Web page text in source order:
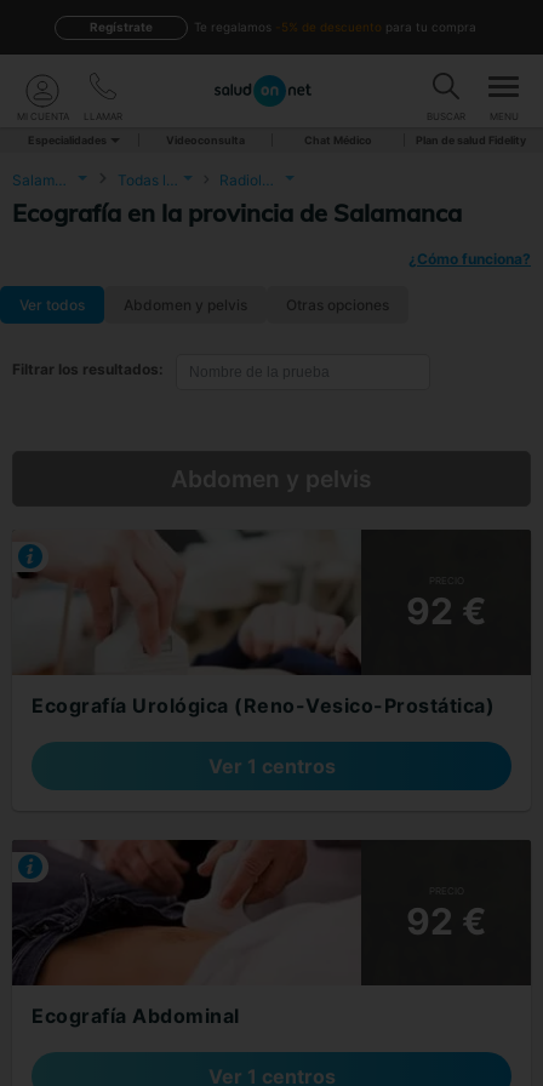
te regalamos -5% de descuento para tu compra
Regístrate
LLAMAR
MI CUENTA BUSCAR MENU
Especialidades Videoconsulta Chat Médico Plan de salud Fidelity
Salamanca Todas las localidades Radiología
Ecografía en la provincia de Salamanca
¿Cómo funciona?
Ver todos Abdomen y pelvis Otras opciones
Filtrar los resultados:
Abdomen y pelvis
92 €
Ecografía Urológica (Reno-Vesico-Prostática)
Ver 1 centros
92 €
Ecografía Abdominal
Ver 1 centros